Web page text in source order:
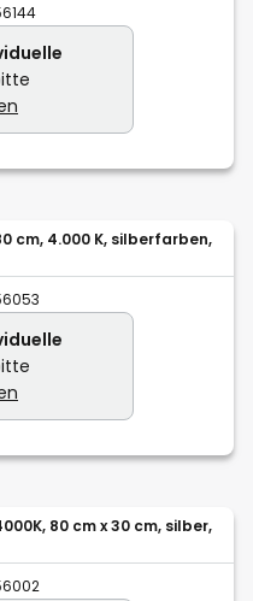
cm, 4.000 K, silberfarben,
80 cm x 30 cm, silber,